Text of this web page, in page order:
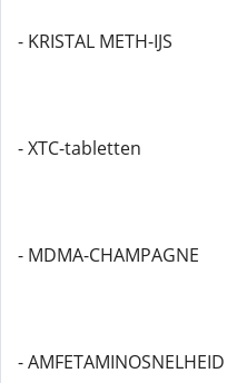
- KRISTAL METH-IJS
- XTC-tabletten
- MDMA-CHAMPAGNE
- AMFETAMINOSNELHEID